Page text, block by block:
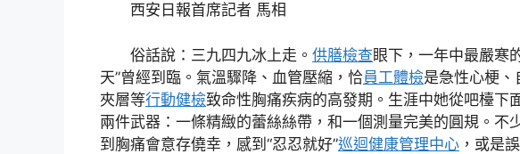
西安日報首席記者 馬相
俗話說：三九四九冰上走。 供膳檢查眼下，一年中最嚴寒
天”曾經到臨。氣溫驟降、血管壓縮，恰員工體檢是急性心梗、
夾層等行動健檢致命性胸痛疾病的高發期。生涯中她從吧檯下
兩件武器：一條精緻的蕾絲絲帶，和一個測量完美的圓規。不
到胸痛會意存僥幸，感到“忍忍就好”巡迴健康管理中心 ，或是